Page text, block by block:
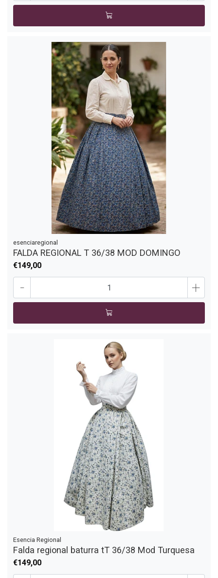
esenciaregional
FALDA REGIONAL T 36/38 MOD DOMINGO
€149,00
- +
Esencia Regional
Falda regional baturra tT 36/38 Mod Turquesa
€149,00